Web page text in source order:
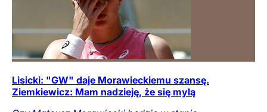
Lisicki: "GW" daje Morawieckiemu szansę.
Ziemkiewicz: Mam nadzieję, że się mylą